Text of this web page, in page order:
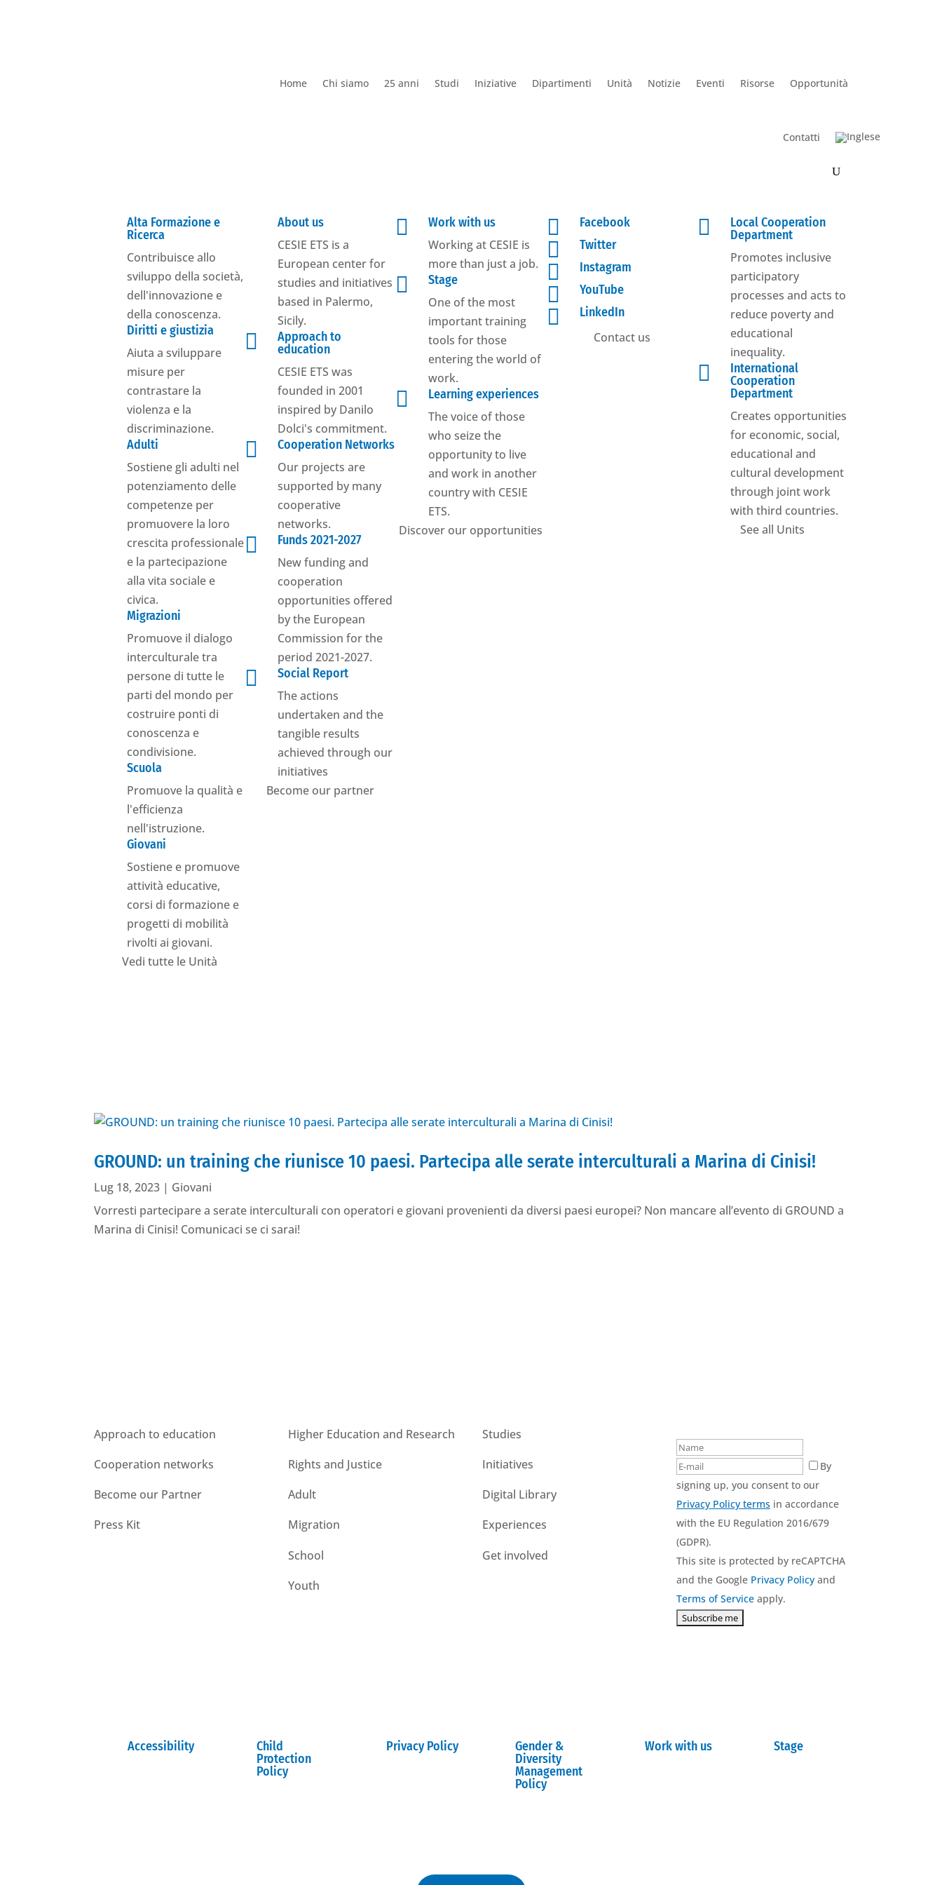
Home Chi siamo 25 anni Studi Iniziative Dipartimenti Unità Notizie Eventi Risorse Opportunità
Contatti
Alta Formazione e
Ricerca
Contribuisce allo
sviluppo della società,
dell'innovazione e
della conoscenza.
Diritti e giustizia
Aiuta a sviluppare
misure per
contrastare la
violenza e la
discriminazione.
Adulti
Sostiene gli adulti nel
potenziamento delle
competenze per
promuovere la loro
crescita professionale
e la partecipazione
alla vita sociale e
civica.
Migrazioni
Promuove il dialogo
interculturale tra
persone di tutte le
parti del mondo per
costruire ponti di
conoscenza e
condivisione.
Scuola
Promuove la qualità e
l'efficienza
nell'istruzione.
Giovani
Sostiene e promuove
attività educative,
corsi di formazione e
progetti di mobilità
rivolti ai giovani.
Vedi tutte le Unità
About us
CESIE ETS is a
European center for
studies and initiatives
based in Palermo,
Sicily.

Approach to
education
CESIE ETS was
founded in 2001
inspired by Danilo
Dolci's commitment.

Cooperation Networks
Our projects are
supported by many
cooperative
networks.

Funds 2021-2027
New funding and
cooperation
opportunities offered
by the European
Commission for the
period 2021-2027.

Social Report
The actions
undertaken and the
tangible results
achieved through our
initiatives
Become our partner

Work with us
Working at CESIE is
more than just a job.

Stage
One of the most
important training
tools for those
entering the world of
work.

Learning experiences
The voice of those
who seize the
opportunity to live
and work in another
country with CESIE
ETS.
Discover our opportunities
 Facebook
 Twitter
 Instagram
 YouTube

LinkedIn
Contact us

Local Cooperation
Department
Promotes inclusive
participatory
processes and acts to
reduce poverty and
educational
inequality.

International
Cooperation
Department
Creates opportunities
for economic, social,
educational and
cultural development
through joint work
with third countries.
See all Units
GROUND: un training che riunisce 10 paesi. Partecipa alle serate interculturali a Marina di Cinisi!
Lug 18, 2023 | Giovani
Vorresti partecipare a serate interculturali con operatori e giovani provenienti da diversi paesi europei? Non mancare all’evento di GROUND a
Marina di Cinisi! Comunicaci se ci sarai!
Approach to education
Cooperation networks
Become our Partner
Press Kit
Higher Education and Research
Rights and Justice
Adult
Migration
School
Youth
Studies
Initiatives
Digital Library
Experiences
Get involved
By
signing up, you consent to our
Privacy Policy termsin accordance
with the EU Regulation 2016/679
(GDPR).
This site is protected by reCAPTCHA
and the Google Privacy Policyand
Terms of Serviceapply.
Accessibility
Child
Protection
Policy
Privacy Policy
Gender &
Diversity
Management
Policy
Work with us Stage